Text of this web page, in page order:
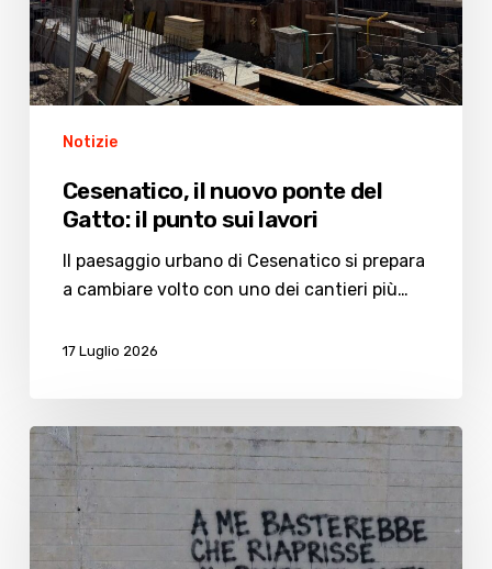
sui
lavori
Notizie
Cesenatico, il nuovo ponte del
Gatto: il punto sui lavori
Il paesaggio urbano di Cesenatico si prepara
a cambiare volto con uno dei cantieri più…
17 Luglio 2026
Cesenatico,
sui
social
parodia